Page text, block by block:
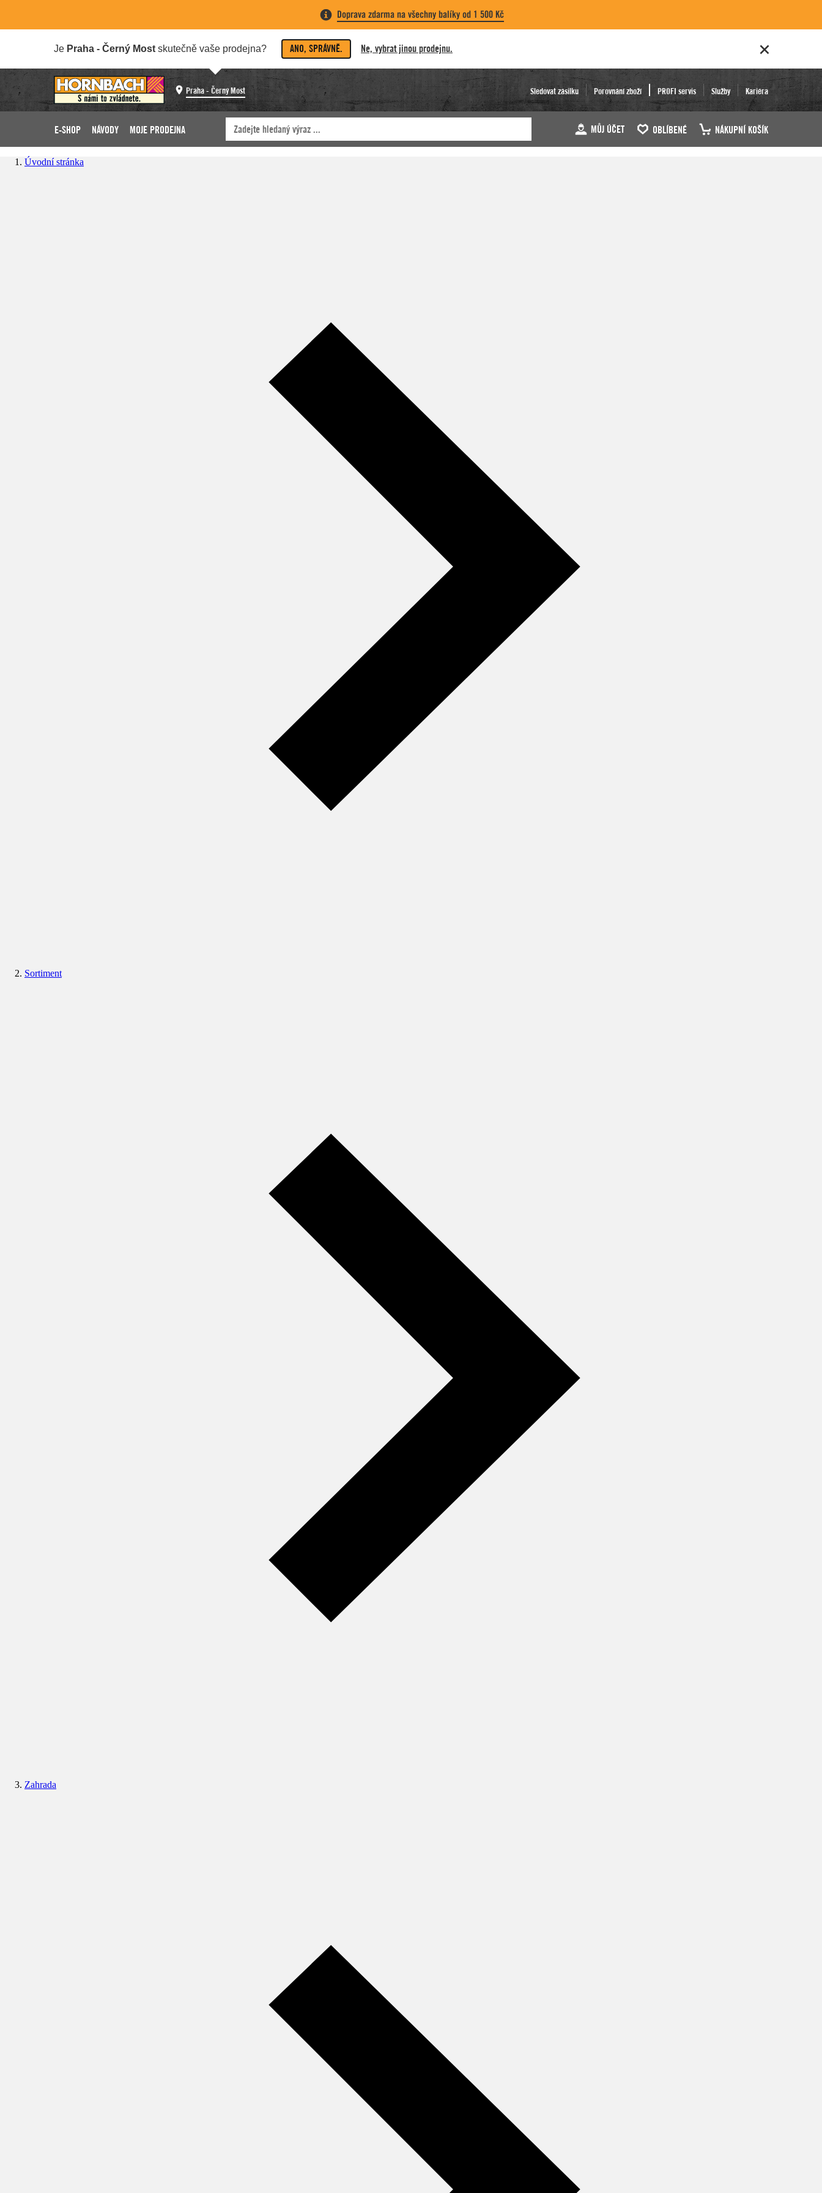
Doprava zdarma na všechny balíky od 1 500 Kč
Je Praha - Černý Most skutečně vaše prodejna? ANO, SPRÁVNĚ. Ne, vybrat jinou prodejnu.
Praha - Černý Most Sledovat zásilku Porovnání zboží PROFI servis Služby Kariéra
E-SHOP NÁVODY MOJE PRODEJNA MŮJ ÚČET OBLÍBENÉ NÁKUPNÍ KOŠÍK
Úvodní stránka
Sortiment
Zahrada